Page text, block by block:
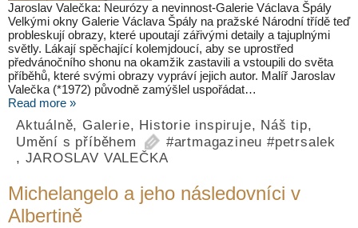
Jaroslav Valečka: Neurózy a nevinnost-Galerie Václava Špály
Velkými okny Galerie Václava Špály na pražské Národní třídě teď
probleskují obrazy, které upoutají zářivými detaily a tajuplnými
světly. Lákají spěchající kolemjdoucí, aby se uprostřed
předvánočního shonu na okamžik zastavili a vstoupili do světa
příběhů, které svými obrazy vypráví jejich autor. Malíř Jaroslav
Valečka (*1972) původně zamýšlel uspořádat…
Read more »
Aktuálně, Galerie, Historie inspiruje, Náš tip,
Umění s příběhem
#artmagazineu #petrsalek
, JAROSLAV VALEČKA
Michelangelo a jeho následovníci v
Albertině